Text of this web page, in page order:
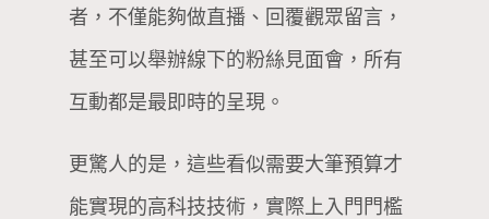
者，不僅能夠做直播、回覆觀眾留言，
甚至可以舉辦線下的粉絲見面會，所有
互動都是最即時的呈現。
更驚人的是，這些看似需要大筆預算才
能實現的高科技技術，實際上入門門檻